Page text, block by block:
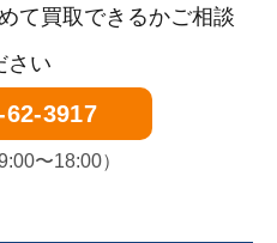
て買取できるかご相談
さい
62-3917
〜18:00）